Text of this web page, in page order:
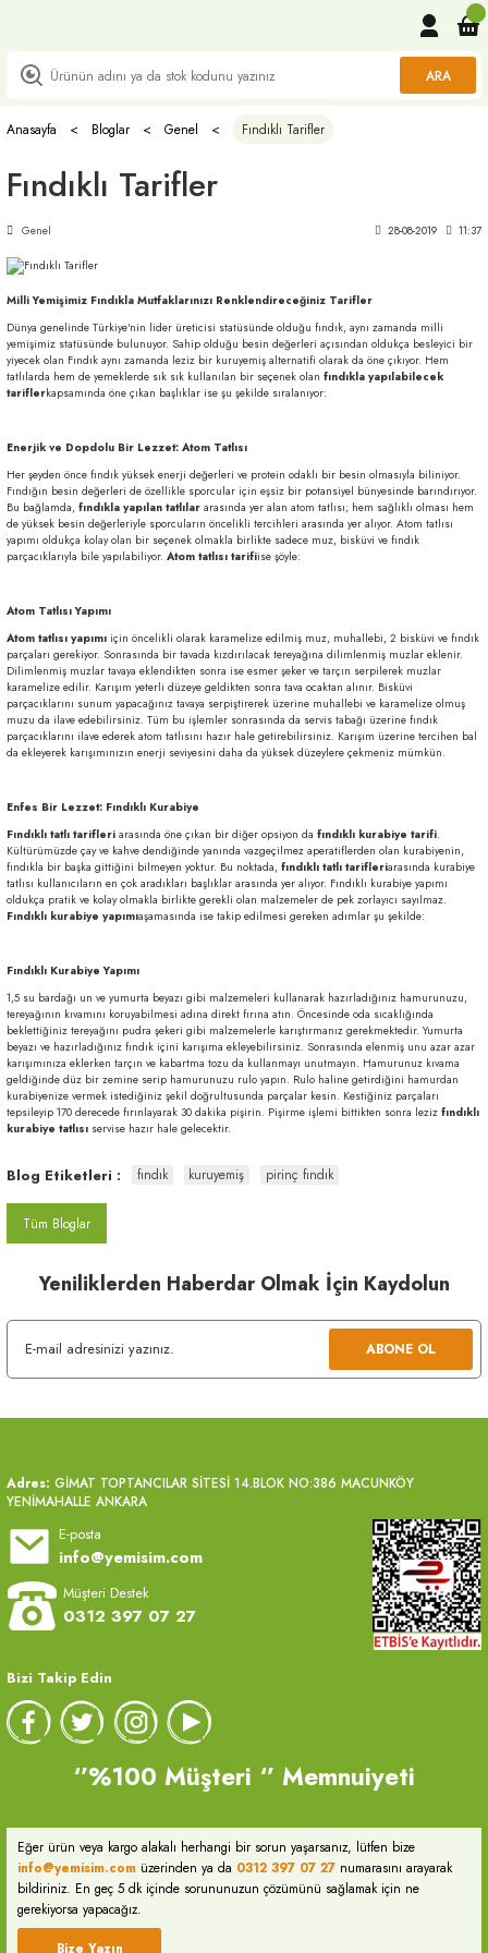
ARA
Anasayfa Bloglar Genel Fındıklı Tarifler
Fındıklı Tarifler
Genel 28-08-2019 11:37
Milli Yemişimiz Fındıkla Mutfaklarınızı Renklendireceğiniz Tarifler
Dünya genelinde Türkiye'nin lider üreticisi statüsünde olduğu fındık, aynı zamanda milli
yemişimiz statüsünde bulunuyor. Sahip olduğu besin değerleri açısından oldukça besleyici bir
yiyecek olan Fındık aynı zamanda leziz bir kuruyemiş alternatifi olarak da öne çıkıyor. Hem
tatlılarda hem de yemeklerde sık sık kullanılan bir seçenek olan fındıkla yapılabilecek
tariflerkapsamında öne çıkan başlıklar ise şu şekilde sıralanıyor:
Enerjik ve Dopdolu Bir Lezzet: Atom Tatlısı
Her şeyden önce fındık yüksek enerji değerleri ve protein odaklı bir besin olmasıyla biliniyor.
Fındığın besin değerleri de özellikle sporcular için eşsiz bir potansiyel bünyesinde barındırıyor.
Bu bağlamda, fındıkla yapılan tatlılar arasında yer alan atom tatlısı; hem sağlıklı olması hem
de yüksek besin değerleriyle sporcuların öncelikli tercihleri arasında yer alıyor. Atom tatlısı
yapımı oldukça kolay olan bir seçenek olmakla birlikte sadece muz, bisküvi ve fındık
parçacıklarıyla bile yapılabiliyor. Atom tatlısı tarifiise şöyle:
Atom Tatlısı Yapımı
Atom tatlısı yapımı için öncelikli olarak karamelize edilmiş muz, muhallebi, 2 bisküvi ve fındık
parçaları gerekiyor. Sonrasında bir tavada kızdırılacak tereyağına dilimlenmiş muzlar eklenir.
Dilimlenmiş muzlar tavaya eklendikten sonra ise esmer şeker ve tarçın serpilerek muzlar
karamelize edilir. Karışım yeterli düzeye geldikten sonra tava ocaktan alınır. Bisküvi
parçacıklarını sunum yapacağınız tavaya serpiştirerek üzerine muhallebi ve karamelize olmuş
muzu da ilave edebilirsiniz. Tüm bu işlemler sonrasında da servis tabağı üzerine fındık
parçacıklarını ilave ederek atom tatlısını hazır hale getirebilirsiniz. Karışım üzerine tercihen bal
da ekleyerek karışımınızın enerji seviyesini daha da yüksek düzeylere çekmeniz mümkün.
Enfes Bir Lezzet: Fındıklı Kurabiye
Fındıklı tatlı tarifleri arasında öne çıkan bir diğer opsiyon da fındıklı kurabiye tarifi.
Kültürümüzde çay ve kahve dendiğinde yanında vazgeçilmez aperatiflerden olan kurabiyenin,
fındıkla bir başka gittiğini bilmeyen yoktur. Bu noktada, fındıklı tatlı tarifleriarasında kurabiye
tatlısı kullanıcıların en çok aradıkları başlıklar arasında yer alıyor. Fındıklı kurabiye yapımı
oldukça pratik ve kolay olmakla birlikte gerekli olan malzemeler de pek zorlayıcı sayılmaz.
Fındıklı kurabiye yapımıaşamasında ise takip edilmesi gereken adımlar şu şekilde:
Fındıklı Kurabiye Yapımı
1,5 su bardağı un ve yumurta beyazı gibi malzemeleri kullanarak hazırladığınız hamurunuzu,
tereyağının kıvamını koruyabilmesi adına direkt fırına atın. Öncesinde oda sıcaklığında
beklettiğiniz tereyağını pudra şekeri gibi malzemelerle karıştırmanız gerekmektedir. Yumurta
beyazı ve hazırladığınız fındık içini karışıma ekleyebilirsiniz. Sonrasında elenmiş unu azar azar
karışımınıza eklerken tarçın ve kabartma tozu da kullanmayı unutmayın. Hamurunuz kıvama
geldiğinde düz bir zemine serip hamurunuzu rulo yapın. Rulo haline getirdiğini hamurdan
kurabiyenize vermek istediğiniz şekil doğrultusunda parçalar kesin. Kestiğiniz parçaları
tepsileyip 170 derecede fırınlayarak 30 dakika pişirin. Pişirme işlemi bittikten sonra leziz fındıklı
kurabiye tatlısı servise hazır hale gelecektir.
Blog Etiketleri : fındık kuruyemiş pirinç fındık
Tüm Bloglar
Yeniliklerden Haberdar Olmak İçin Kaydolun
ABONE OL
Adres: GİMAT TOPTANCILAR SİTESİ 14.BLOK NO:386 MACUNKÖY
YENİMAHALLE ANKARA
E-posta
info@yemisim.com
Müşteri Destek
0312 397 07 27
Bizi Takip Edin
‘’%100 Müşteri ‘’ Memnuiyeti
Eğer ürün veya kargo alakalı herhangi bir sorun yaşarsanız, lütfen bize
info@yemisim.com üzerinden ya da 0312 397 07 27 numarasını arayarak
bildiriniz. En geç 5 dk içinde sorununuzun çözümünü sağlamak için ne
gerekiyorsa yapacağız.
Bize Yazın